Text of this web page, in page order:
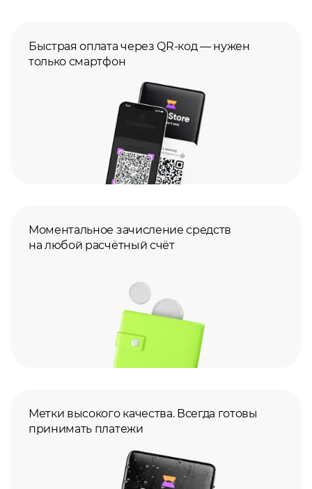
Быстрая оплата через QR‑код — нужен
только смартфон
Моментальное зачисление средств
на любой расчётный счёт
Метки высокого качества. Всегда готовы
принимать платежи